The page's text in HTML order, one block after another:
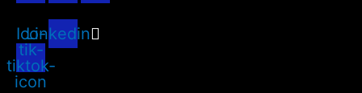
Ico-
tik-
tiktok-
icon
Linkedin